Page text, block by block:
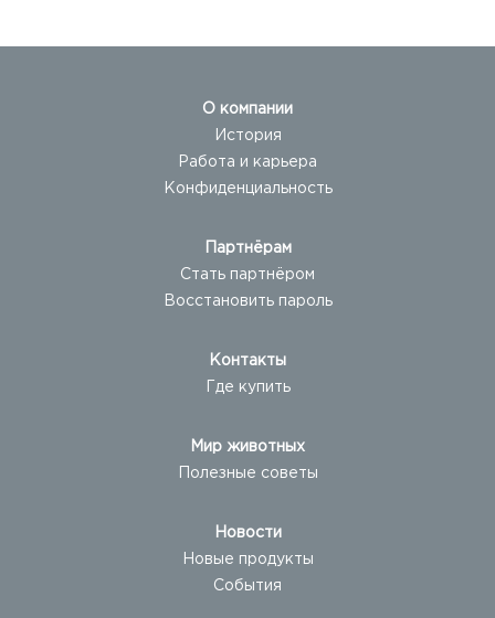
О компании
История
Работа и карьера
Конфиденциальность
Партнёрам
Стать партнёром
Восстановить пароль
Контакты
Где купить
Мир животных
Полезные советы
Новости
Новые продукты
События